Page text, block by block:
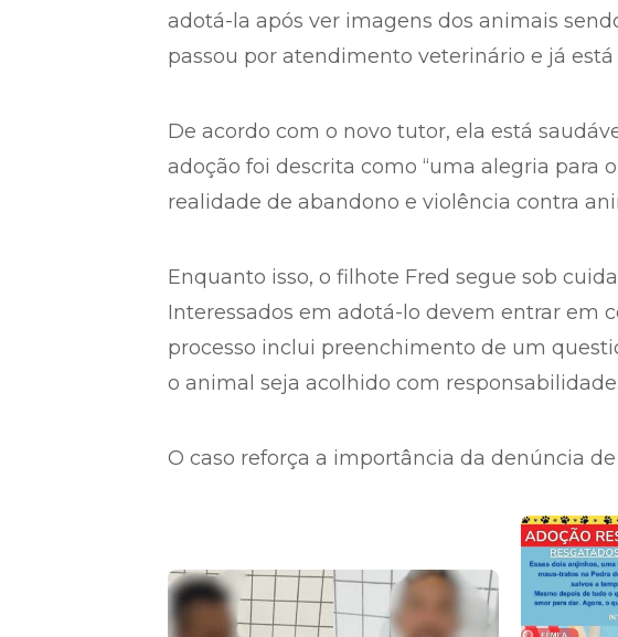
adotá-la após ver imagens dos animais
passou por atendimento veterinário e já
De acordo com o novo tutor, ela está
adoção foi descrita como “uma alegria para
realidade de abandono e violência contra
Enquanto isso, o filhote Fred segue sob
Interessados em adotá-lo devem entrar em
processo inclui preenchimento de um
o animal seja acolhido com responsabilidade.
O caso reforça a importância da denúncia